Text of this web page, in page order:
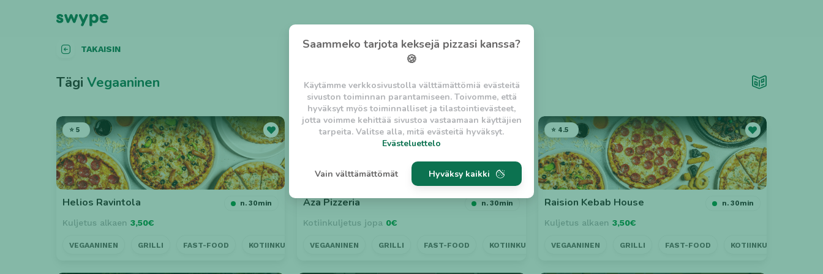
Saammeko tarjota keksejä pizzasi kanssa?
🍪
Käytämme verkkosivustolla välttämättömiä evästeitä
sivuston toiminnan parantamiseen. Toivomme, että
hyväksyt myös toiminnalliset ja tilastointievästeet,
jotta voimme kehittää sivustoa vastaamaan käyttäjien
tarpeita. Valitse alla, mitä evästeitä hyväksyt.
Evästeluettelo
Evästeluettelo
Välttämättömät evästeet
w_asession- Lyhytaikainen istuntoeväste, jonka
sivustolla. (2 tuntia)
tarkoituksena on auttaa käyttäjää tilausten
viikkoa)
Vain välttämättömät Hyväksy kaikki
TAKAISIN
Tägi Vegaaninen
⭐ 5
Helios Ravintola n. 30min
Kuljetus alkaen 3,50€
VEGAANINEN GRILLI FAST-FOOD KOTIINKULJETUS LÄHELLÄ AVOINNA MYÖHÄÄN
⭐ 4.7
Aza Pizzeria n. 30min
Kotiinkuljetus jopa 0€
VEGAANINEN GRILLI FAST-FOOD KOTIINKULJETUS LÄHELLÄ AVOINNA MYÖHÄÄN
⭐ 4.5
Raision Kebab House n. 30min
Kuljetus alkaen 3,50€
VEGAANINEN GRILLI FAST-FOOD KOTIINKULJETUS